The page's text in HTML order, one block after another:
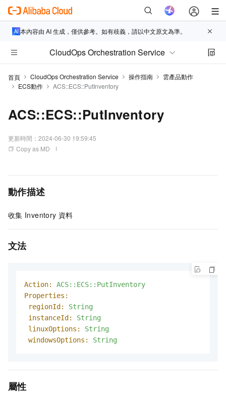
本內容由 AI 生成，僅供參考。如有歧義，請以中文原文為準。
CloudOps Orchestration Service
首頁 CloudOps Orchestration Service 操作指南
雲產品動作
ECS動作
ACS::ECS::PutInventory
ACS::ECS::PutInventory
更新時間： 2024-06-30 19:59:45
Copy as MD
動作描述
收集 Inventory 資料
文法
Action:
ACS::ECS::PutInventory
Properties:
regionId:
String
instanceId:
String
linuxOptions:
String
windowsOptions:
String
屬性